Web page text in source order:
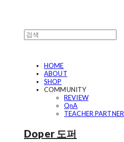
HOME
ABOUT
SHOP
COMMUNITY
REVIEW
QnA
TEACHER PARTNER
Doper 도퍼